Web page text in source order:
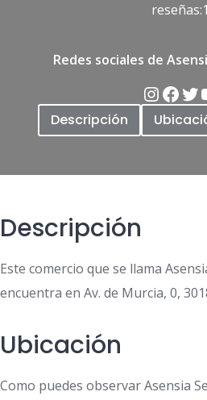
reseñas:1
Redes sociales de
Descripción
Descripción
Este comercio que se llama
encuentra en Av. de Murcia, 0,
Ubicación
Como puedes observar Asensia